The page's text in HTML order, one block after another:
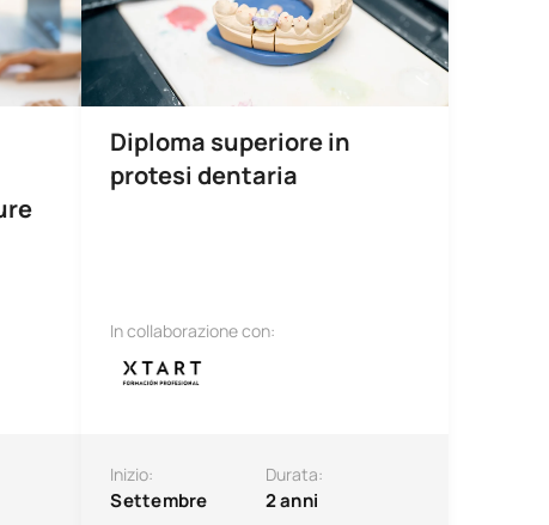
Diploma superiore in
protesi dentaria
In collaborazione con:
Inizio:
Settembre
Durata:
2 anni